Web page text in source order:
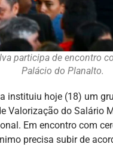
participa de encontro
Palácio do Planalto.
instituiu hoje (18) um
Valorização do Salário
Em encontro com
precisa subir de